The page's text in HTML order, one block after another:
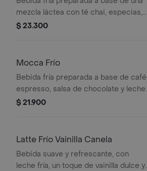
mezcla láctea con té chai, especias,
leche, miel, vainilla y almendras,
$ 23.300
Mocca Frío
Bebida fría preparada a base de café
espresso, salsa de chocolate y leche,
servida sobre hielo.
$ 21.900
Latte Frío Vainilla Canela
Bebida suave y refrescante, con
leche fría, un toque de vainilla dulce y